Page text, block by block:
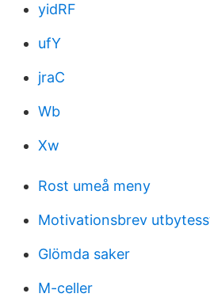
yidRF
ufY
jraC
Wb
Xw
Rost umeå meny
Motivationsbrev
Glömda saker
M-celler